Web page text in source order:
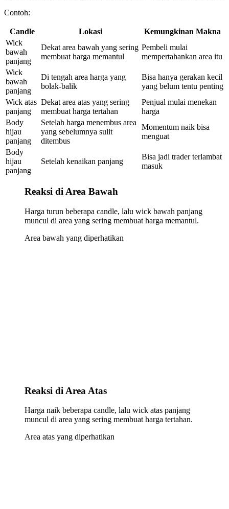
Contoh:
Candle Lokasi
Kemungkinan Makna
Wick
bawah
panjang
Dekat area bawah yang sering
membuat harga memantul
Pembeli mulai
mempertahankan area itu
Wick
bawah
panjang
Di tengah area harga yang
bolak-balik
Bisa hanya gerakan kecil
yang belum tentu penting
Wick atas
panjang
Dekat area atas yang sering
membuat harga tertahan
Penjual mulai menekan
harga
Body
hijau
panjang
Setelah harga menembus area
yang sebelumnya sulit
ditembus
Momentum naik bisa
menguat
Body
hijau
panjang
Setelah kenaikan panjang
Bisa jadi trader terlambat
masuk
Reaksi di Area Bawah
Harga turun beberapa candle, lalu wick bawah panjang
muncul di area yang sering membuat harga memantul.
Area bawah yang diperhatikan
Reaksi di Area Atas
Harga naik beberapa candle, lalu wick atas panjang
muncul di area yang sering membuat harga tertahan.
Area atas yang diperhatikan